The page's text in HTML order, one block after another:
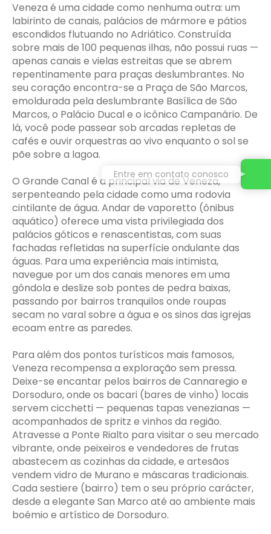
Veneza é uma cidade como nenhuma outra: um
labirinto de canais, palácios de mármore e pátios
escondidos flutuando no Adriático. Construída
sobre mais de 100 pequenas ilhas, não possui ruas —
apenas canais e vielas estreitas que se abrem
repentinamente para praças deslumbrantes. No
seu coração encontra-se a Praça de São Marcos,
emoldurada pela deslumbrante Basílica de São
Marcos, o Palácio Ducal e o icônico Campanário. De
lá, você pode passear sob arcadas repletas de
cafés e ouvir orquestras ao vivo enquanto o sol se
põe sobre a lagoa.
O Grande Canal é a principal via de Veneza,
serpenteando pela cidade como uma rodovia
cintilante de água. Andar de vaporetto (ônibus
aquático) oferece uma vista privilegiada dos
palácios góticos e renascentistas, com suas
fachadas refletidas na superfície ondulante das
águas. Para uma experiência mais intimista,
navegue por um dos canais menores em uma
gôndola e deslize sob pontes de pedra baixas,
passando por bairros tranquilos onde roupas
secam no varal sobre a água e os sinos das igrejas
ecoam entre as paredes.
Para além dos pontos turísticos mais famosos,
Veneza recompensa a exploração sem pressa.
Deixe-se encantar pelos bairros de Cannaregio e
Dorsoduro, onde os bacari (bares de vinho) locais
servem cicchetti — pequenas tapas venezianas —
acompanhados de spritz e vinhos da região.
Atravesse a Ponte Rialto para visitar o seu mercado
vibrante, onde peixeiros e vendedores de frutas
abastecem as cozinhas da cidade, e artesãos
vendem vidro de Murano e máscaras tradicionais.
Cada sestiere (bairro) tem o seu próprio carácter,
desde a elegante San Marco até ao ambiente mais
boémio e artístico de Dorsoduro.
Entre em contato conosco